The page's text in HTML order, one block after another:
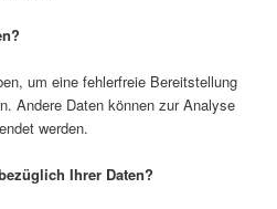
um eine fehlerfreie Bereitstellung
Andere Daten können zur Analyse
werden.
Ihrer Daten?